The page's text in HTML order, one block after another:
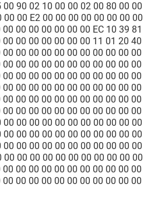
00 90 02 10 00 00 02 00 80 00 00
00 E2 00 00 00 00 00 00 00 00
00 00 00 00 00 00 EC 10 39 81
00 00 00 00 00 00 11 01 20 40
00 00 00 00 00 00 00 00 00 00
00 00 00 00 00 00 00 00 00 00
00 00 00 00 00 00 00 00 00 00
00 00 00 00 00 00 00 00 00 00
00 00 00 00 00 00 00 00 00 00
00 00 00 00 00 00 00 00 00 00
00 00 00 00 00 00 00 00 00 00
00 00 00 00 00 00 00 00 00 00
00 00 00 00 00 00 00 00 00 00
00 00 00 00 00 00 00 00 00 00
00 00 00 00 00 00 00 00 00 00
00 00 00 00 00 00 00 00 00 00